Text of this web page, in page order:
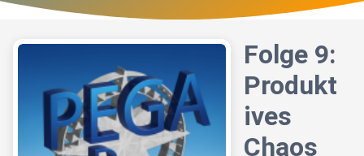
Folge 9:
Produkt
ives
Chaos